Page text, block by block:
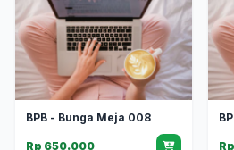
BPB - Bunga Meja 008
Rp 650.000